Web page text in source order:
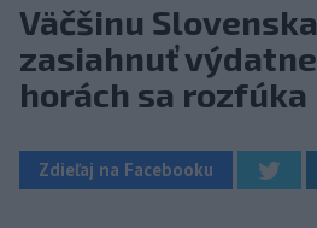
Väčšinu
zasiahnuť
horách sa rozfúka
Zdieľaj na Facebooku